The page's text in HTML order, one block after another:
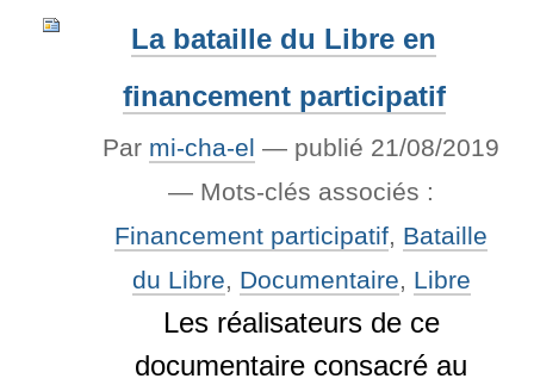
La bataille du Libre en
financement participatif
Par mi-cha-el — publié 21/08/2019
— Mots-clés associés :
Financement participatif, Bataille
du Libre, Documentaire, Libre
Les réalisateurs de ce
documentaire consacré au